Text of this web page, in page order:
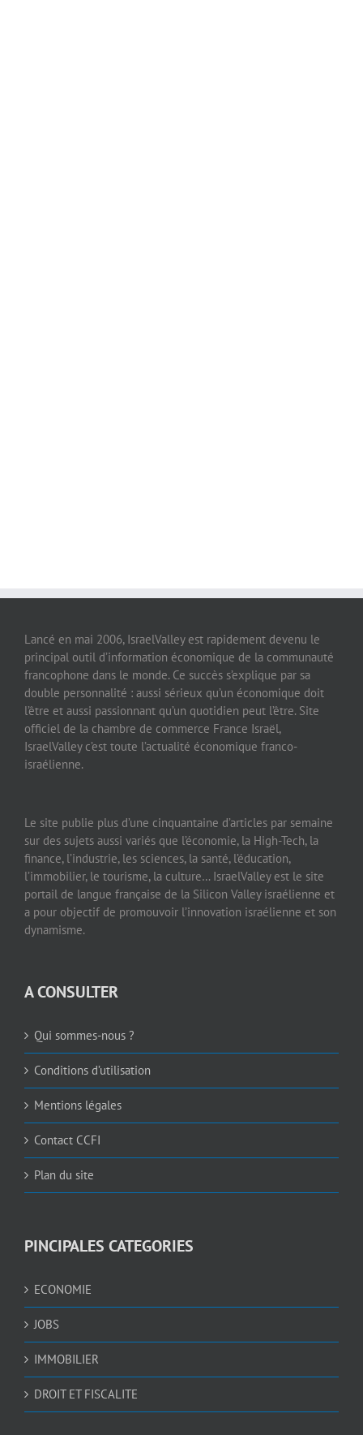
Lancé en mai 2006, IsraelValley est rapidement devenu le
principal outil d’information économique de la communauté
francophone dans le monde. Ce succès s’explique par sa
double personnalité : aussi sérieux qu’un économique doit
l’être et aussi passionnant qu’un quotidien peut l’être. Site
officiel de la chambre de commerce France Israël,
IsraelValley c’est toute l’actualité économique franco-
israélienne.
Le site publie plus d’une cinquantaine d’articles par semaine
sur des sujets aussi variés que l’économie, la High-Tech, la
finance, l’industrie, les sciences, la santé, l’éducation,
l’immobilier, le tourisme, la culture… IsraelValley est le site
portail de langue française de la Silicon Valley israélienne et
a pour objectif de promouvoir l’innovation israélienne et son
dynamisme.
A CONSULTER
Qui sommes-nous ?
Conditions d’utilisation
Mentions légales
Contact CCFI
Plan du site
PINCIPALES CATEGORIES
ECONOMIE
JOBS
IMMOBILIER
DROIT ET FISCALITE